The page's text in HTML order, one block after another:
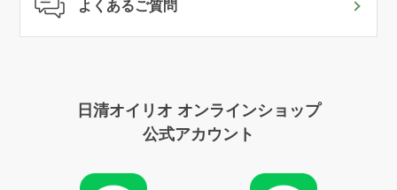
よくあるご質問
日清オイリオ オンラインショップ
公式アカウント